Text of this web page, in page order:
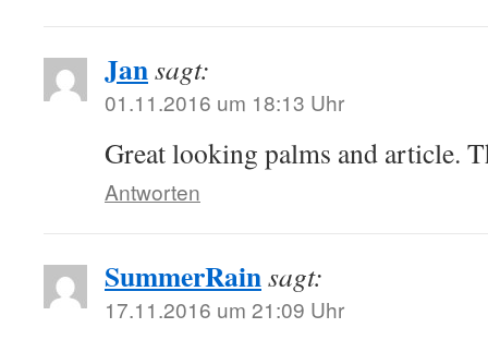
Jansagt:
01.11.2016 um 18:13 Uhr
Great looking palms and article.
Antworten
SummerRainsagt:
17.11.2016 um 21:09 Uhr